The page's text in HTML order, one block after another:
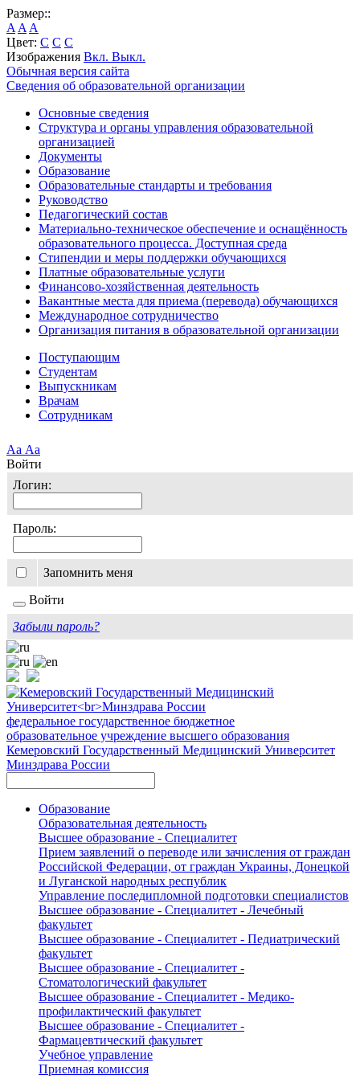
Размер::
A A A
Цвет: C C C
Изображения Вкл. Выкл.
Обычная версия сайта
Сведения об образовательной организации
Основные сведения
Структура и органы управления образовательной
организацией
Документы
Образование
Образовательные стандарты и требования
Руководство
Педагогический состав
Материально-техническое обеспечение и оснащённость
образовательного процесса. Доступная среда
Стипендии и меры поддержки обучающихся
Платные образовательные услуги
Финансово-хозяйственная деятельность
Вакантные места для приема (перевода) обучающихся
Международное сотрудничество
Организация питания в образовательной организации
Поступающим
Студентам
Выпускникам
Врачам
Сотрудникам
Аа Аа
Войти
Логин:
Пароль:
Запомнить меня
Войти
Забыли пароль?
федеральное государственное бюджетное
образовательное учреждение высшего образования
Кемеровский Государственный Медицинский Университет
Минздрава России
Образование
Образовательная деятельность
Высшее образование - Специалитет
Прием заявлений о переводе или зачисления от граждан
Российской Федерации, от граждан Украины, Донецкой
и Луганской народных республик
Управление последипломной подготовки специалистов
Высшее образование - Специалитет - Лечебный
факультет
Высшее образование - Специалитет - Педиатрический
факультет
Высшее образование - Специалитет -
Стоматологический факультет
Высшее образование - Специалитет - Медико-
профилактический факультет
Высшее образование - Специалитет -
Фармацевтический факультет
Учебное управление
Приемная комиссия